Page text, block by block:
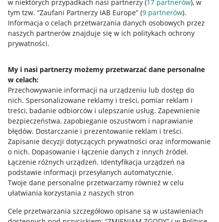
w niektórych przypadkach nasi partnerzy (17 partnerów), w
tym tzw. “Zaufani Partnerzy IAB Europe” (9 partnerów).
Informacja o celach przetwarzania danych osobowych przez
naszych partnerów znajduje się w ich politykach ochrony
prywatności.
My i nasi partnerzy możemy przetwarzać dane personalne
w celach:
Przechowywanie informacji na urządzeniu lub dostęp do
nich. Spersonalizowane reklamy i treści, pomiar reklam i
treści, badanie odbiorców i ulepszanie usług. Zapewnienie
bezpieczeństwa, zapobieganie oszustwom i naprawianie
błędów. Dostarczanie i prezentowanie reklam i treści.
Zapisanie decyzji dotyczących prywatności oraz informowanie
o nich. Dopasowanie i łączenie danych z innych źródeł.
Łączenie różnych urządzeń. Identyfikacja urządzeń na
podstawie informacji przesyłanych automatycznie.
Twoje dane personalne przetwarzamy również w celu
ułatwiania korzystania z naszych stron
Cele przetwarzania szczegółowo opisane są w ustawieniach
Przydatne informacje
Jak to działa
Allegro Gadane dla sprzedających
Allegro Gadane dla kupujących
Mapa miejscowości
Informacje prawne
Regulamin
Polityka plików "cookies"
Ustawienia plików "cookies"
Udostępnianie lokalizacji